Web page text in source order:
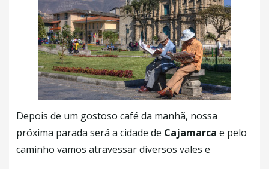
será feito o retorno até a nossa hospedagem em
Chachapoyas.
+ Café da Manhã
Depois de um gostoso café da manhã, nossa
próxima parada será a cidade de Cajamarca e pelo
caminho vamos atravessar diversos vales e
montanhas. Esta bela cidade ainda possuí vários